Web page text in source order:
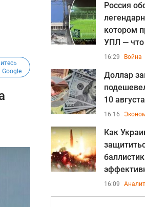
Google
Россия
котором
УПЛ — что
16:29 Война
Доллар
10 августа
16:16
Как
16:09